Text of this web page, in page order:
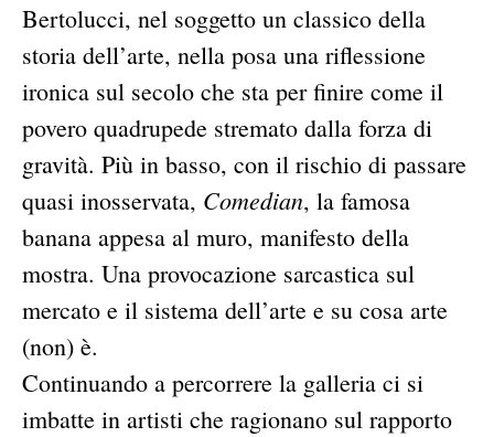
Bertolucci, nel soggetto un classico della
storia dell’arte, nella posa una riflessione
ironica sul secolo che sta per finire come il
povero quadrupede stremato dalla forza di
gravità. Più in basso, con il rischio di passare
quasi inosservata, Comedian, la famosa
banana appesa al muro, manifesto della
mostra. Una provocazione sarcastica sul
mercato e il sistema dell’arte e su cosa arte
(non) è.
Continuando a percorrere la galleria ci si
imbatte in artisti che ragionano sul rapporto